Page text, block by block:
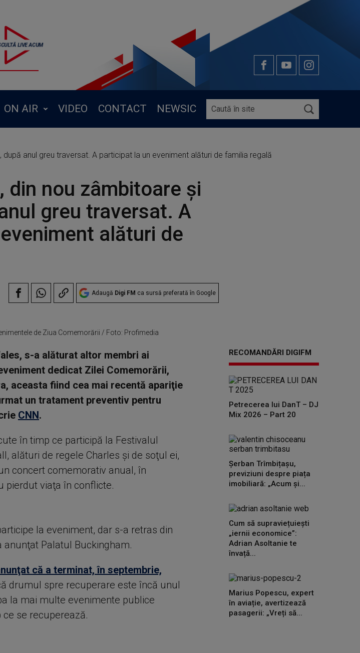
ON AIR VIDEO CONTACT NEWSIC
anul greu traversat. A participat la un eveniment alături de familia regală
din nou zâmbitoare și
greu traversat. A
alături de
Adaugă Digi FM ca sursă preferată în Google
de Ziua Comemorării / Foto: Profimedia
s-a alăturat altor membri ai
dedicat Zilei Comemorării,
aceasta fiind cea mai recentă apariţie
un tratament preventiv pentru
CNN.
în timp ce participă la Festivalul
alături de regele Charles şi de soţul ei,
concert comemorativ anual, în
pierdut viaţa în conflicte.
la eveniment, dar s-a retras din
anunţat Palatul Buckingham.
că a terminat, în septembrie,
drumul spre recuperare este încă unul
la mai multe evenimente publice
se recuperează.
RECOMANDĂRI DIGIFM
Petrecerea lui DanT – DJ
Mix 2026 – Part 20
Șerban Trîmbițașu,
previziuni despre piața
imobiliară: „Acum și...
Cum să supraviețuiești
„iernii economice”:
Adrian Asoltanie te
învață...
Marius Popescu, expert
în aviație, avertizează
pasagerii: „Vreți să...